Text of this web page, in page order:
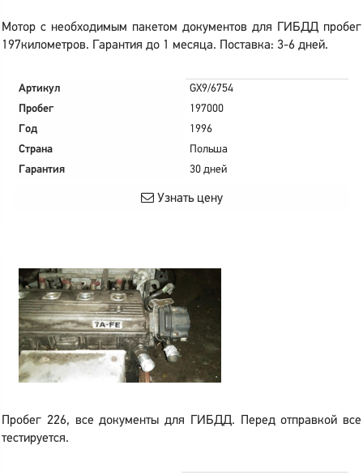
Мотор с необходимым пакетом документов для ГИБДД пробег
197километров. Гарантия до 1 месяца. Поставка: 3-6 дней.
Артикул
GX9/6754
Пробег
197000
Год
1996
Страна
Польша
Гарантия
30 дней
Узнать цену
Пробег 226, все документы для ГИБДД. Перед отправкой все
тестируется.